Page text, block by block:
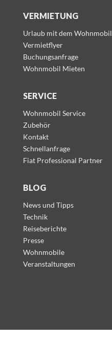
VERMIETUNG
Urlaub mit dem Wohnmobil
Vermietflyer
Buchungsanfrage
Wohnmobil Mieten
SERVICE
Wohnmobil Service
Zubehör
Kontakt
Schnellanfrage
Fiat Professional Partner
BLOG
News und Tipps
Technik
Reiseberichte
Presse
Wohnmobile
Veranstaltungen